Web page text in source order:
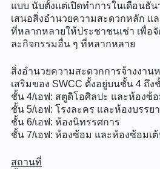
แบบ นับตั้งแต่เปิดทำการในเดือนธัน
เสนอสิ่งอำนวยความสะดวกหลัก แ
ที่หลากหลายให้ประชาชนเช่า เพื่อ
ละกิจกรรมอื่น ๆ ที่หลากหลาย
สิ่งอำนวยความสะดวกการจ้างงาน
เสริมของ SWCC ตั้งอยู่บนชั้น 4 ถึง
ชั้น 4/เอฟ: สตูดิโอศิลปะ และห้องซ้
ชั้น 5/เอฟ: โรงละคร และห้องบรรย
ชั้น 6/เอฟ: ห้องนิทรรศการ
ชั้น 7/เอฟ: ห้องซ้อม และห้องซ้อมเ
สถานที่